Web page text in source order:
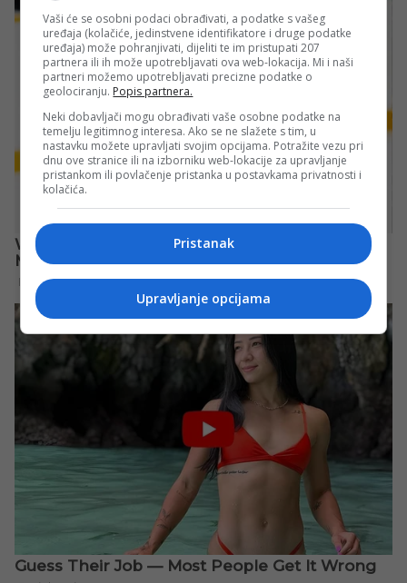
Vaši će se osobni podaci obrađivati, a podatke s vašeg
uređaja (kolačiće, jedinstvene identifikatore i druge podatke
uređaja) može pohranjivati, dijeliti te im pristupati 207
partnera ili ih može upotrebljavati ova web-lokacija. Mi i naši
partneri možemo upotrebljavati precizne podatke o
geolociranju. Popis partnera.
Neki dobavljači mogu obrađivati vaše osobne podatke na
temelju legitimnog interesa. Ako se ne slažete s tim, u
nastavku možete upravljati svojim opcijama. Potražite vezu pri
dnu ove stranice ili na izborniku web-lokacije za upravljanje
pristankom ili povlačenje pristanka u postavkama privatnosti i
kolačića.
Pristanak
Upravljanje opcijama